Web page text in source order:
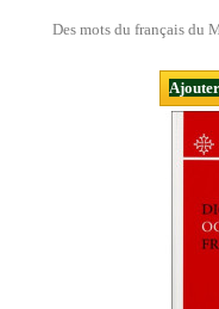
Des mots du français du